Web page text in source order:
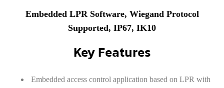
Embedded LPR Software, Wiegand Protocol
Supported, IP67, IK10
Key Features
Embedded access control application based on LPR with